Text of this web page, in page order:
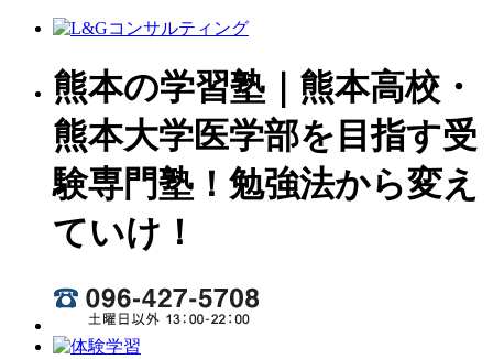
熊本の学習塾｜熊本高校・
熊本大学医学部を目指す受
験専門塾！勉強法から変え
ていけ！